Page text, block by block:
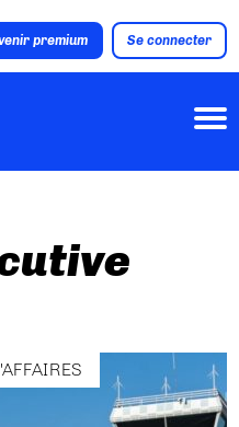
premium Se connecter